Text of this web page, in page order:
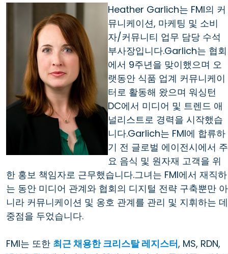
Heather Garlich는 FMI의 커
뮤니케이션, 마케팅 및 소비
자/커뮤니티 업무 담당 수석
부사장입니다.Garlich는 협회
에서 9주년을 맞이했으며 오
랫동안 식품 업계 커뮤니케이
터로 활동해 왔으며 워싱턴
DC에서 미디어 및 트렌드 애
널리스트로 경력을 시작했습
니다.Garlich는 FMI에 합류하
기 전 글로벌 에이전시에서 주
요 음식 및 원자재 고객을 위
한 홍보 책임자로 근무했습니다.그녀는 FMI에서 재직하
는 동안 미디어 관계와 협회의 디지털 전략 구축뿐만 아
니라 커뮤니케이션 및 옹호 관계를 관리 및 지휘하는 데
중점을 두었습니다.
FMI는 또한 최근 채용한 크리스탈 레지스터, MS, RDN,